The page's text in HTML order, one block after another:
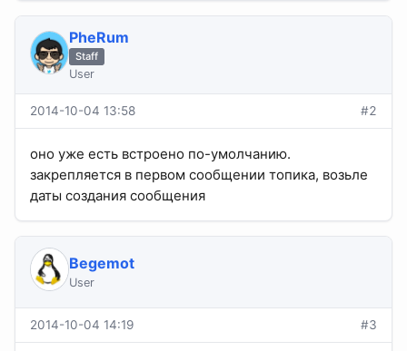
PheRum
Staff
User
2014-10-04 13:58 #2
оно уже есть встроено по-умолчанию.
закрепляется в первом сообщении топика, возьле
даты создания сообщения
Begemot
User
2014-10-04 14:19 #3